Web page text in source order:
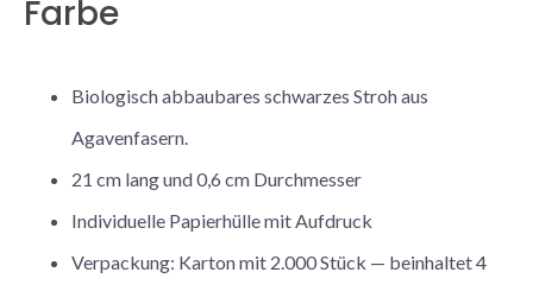
Farbe
Biologisch abbaubares schwarzes Stroh aus
Agavenfasern.
21 cm lang und 0,6 cm Durchmesser
Individuelle Papierhülle mit Aufdruck
Verpackung: Karton mit 2.000 Stück — beinhaltet 4